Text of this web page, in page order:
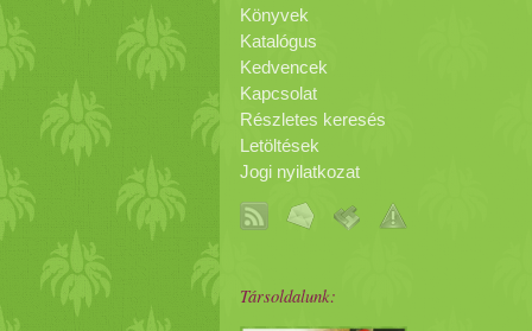
Könyvek
Katalógus
Kedvencek
Kapcsolat
Részletes keresés
Letöltések
Jogi nyilatkozat
Társoldalunk: